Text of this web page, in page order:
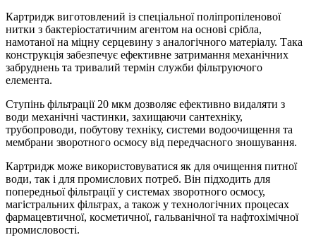
Картридж виготовлений із спеціальної поліпропіленової
нитки з бактеріостатичним агентом на основі срібла,
намотаної на міцну серцевину з аналогічного матеріалу. Така
конструкція забезпечує ефективне затримання механічних
забруднень та тривалий термін служби фільтруючого
елемента.
Ступінь фільтрації 20 мкм дозволяє ефективно видаляти з
води механічні частинки, захищаючи сантехніку,
трубопроводи, побутову техніку, системи водоочищення та
мембрани зворотного осмосу від передчасного зношування.
Картридж може використовуватися як для очищення питної
води, так і для промислових потреб. Він підходить для
попередньої фільтрації у системах зворотного осмосу,
магістральних фільтрах, а також у технологічних процесах
фармацевтичної, косметичної, гальванічної та нафтохімічної
промисловості.